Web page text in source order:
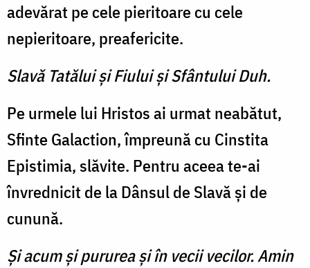
adevărat pe cele pieritoare cu cele
nepieritoare, preafericite.
Slavă Tatălui şi Fiului şi Sfântului Duh.
Pe urmele lui Hristos ai urmat neabătut,
Sfinte Galaction, împreună cu Cinstita
Epistimia, slăvite. Pentru aceea te-ai
învrednicit de la Dânsul de Slavă şi de
cunună.
Şi acum şi pururea şi în vecii vecilor. Amin